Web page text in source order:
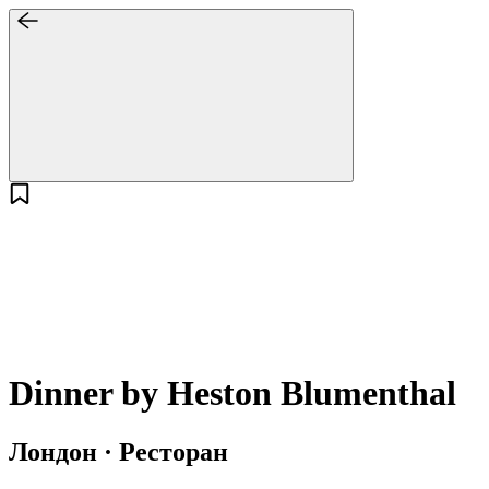
Dinner by Heston Blumenthal
Лондон · Ресторан